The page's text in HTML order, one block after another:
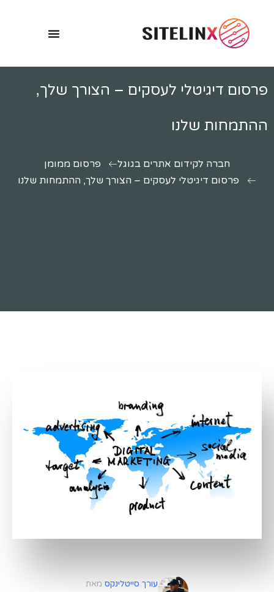
פרסום דיגיטלי לעסקים – הצורך שלך,
ההתמחות שלנו
חברה לקידום אתרים בגוגל
פרסום ממומן
פרסום דיגיטלי לעסקים – הצורך שלך, ההתמחות שלנו
עורך סייטלינקס מאת